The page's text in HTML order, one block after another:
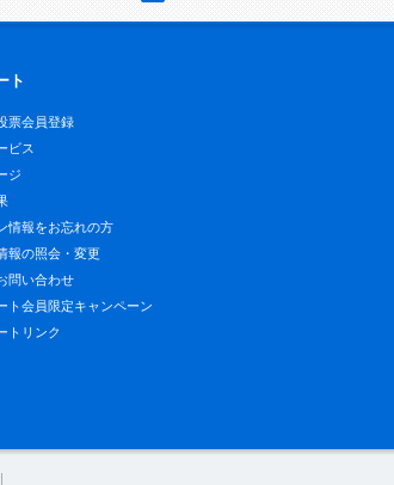
ト
票会員登録
ビス
ジ
情報をお忘れの方
報の照会・変更
問い合わせ
ト会員限定キャンペーン
トリンク